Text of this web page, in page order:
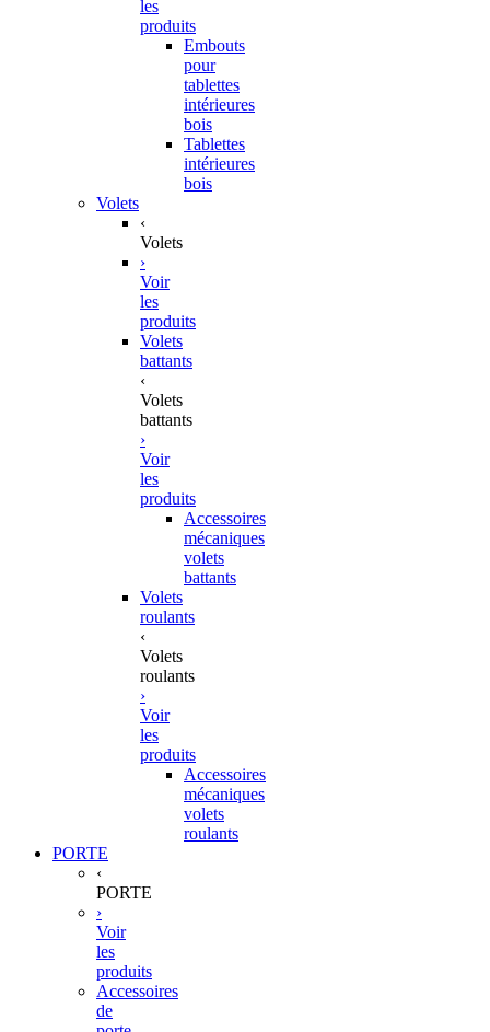
les
produits
Embouts
pour
tablettes
intérieures
bois
Tablettes
intérieures
bois
Volets
‹
Volets
›
Voir
les
produits
Volets
battants
‹
Volets
battants
›
Voir
les
produits
Accessoires
mécaniques
volets
battants
Volets
roulants
‹
Volets
roulants
›
Voir
les
produits
Accessoires
mécaniques
volets
roulants
PORTE
‹
PORTE
›
Voir
les
produits
Accessoires
de